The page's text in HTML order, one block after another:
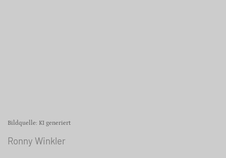
Bildquelle: KI generiert
Ronny Winkler